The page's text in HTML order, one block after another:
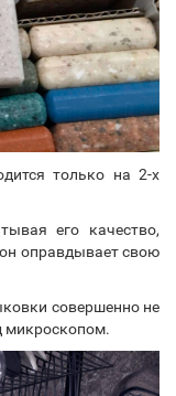
только на 2-х
его качество,
он оправдывает свою
совершенно не
микроскопом.